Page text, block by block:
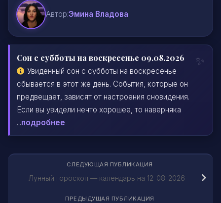
Автор:Эмина Владова
Сон с субботы на воскресенье 09.08.2026
Увиденный сон с субботы на воскресенье
сбывается в этот же день. События, которые он
предвещает, зависят от настроения сновидения.
Если вы увидели нечто хорошее, то наверняка
...подробнее
СЛЕДУЮЩАЯ ПУБЛИКАЦИЯ
Лунный гороскоп — календарь на 12-08-2026
ПРЕДЫДУЩАЯ ПУБЛИКАЦИЯ